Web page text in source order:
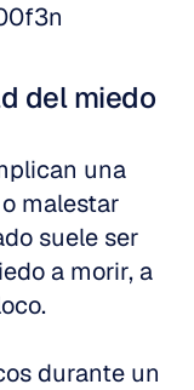
del miedo
una
malestar
suele ser
a morir, a
durante un